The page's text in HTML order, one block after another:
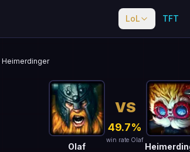
LoL TFT
Heimerdinger
Olaf
VS
49.7%
win rate Olaf